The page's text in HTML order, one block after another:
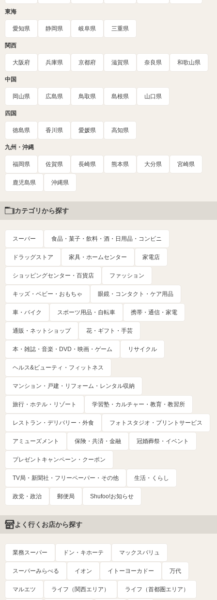
東海
愛知県 静岡県 岐阜県 三重県
関西
大阪府 兵庫県 京都府 滋賀県 奈良県 和歌山県
中国
岡山県 広島県 鳥取県 島根県 山口県
四国
徳島県 香川県 愛媛県 高知県
九州・沖縄
福岡県 佐賀県 長崎県 熊本県 大分県 宮崎県
鹿児島県 沖縄県
カテゴリから探す
スーパー 食品・菓子・飲料・酒・日用品・コンビニ
ドラッグストア 家具・ホームセンター 家電店
ショッピングセンター・百貨店 ファッション
キッズ・ベビー・おもちゃ 眼鏡・コンタクト・ケア用品
車・バイク スポーツ用品・自転車 携帯・通信・家電
通販・ネットショップ 花・ギフト・手芸
本・雑誌・音楽・DVD・映画・ゲーム リサイクル
ヘルス&ビューティ・フィットネス
マンション・戸建・リフォーム・レンタル収納
旅行・ホテル・リゾート 学習塾・カルチャー・教育・教習所
レストラン・デリバリー・外食 フォトスタジオ・プリントサービス
アミューズメント 保険・共済・金融 冠婚葬祭・イベント
プレゼントキャンペーン・クーポン
TV局・新聞社・フリーペーパー・その他 生活・くらし
政党・政治 郵便局 Shufoo!お知らせ
よく行くお店から探す
業務スーパー ドン・キホーテ マックスバリュ
スーパーみらべる イオン イトーヨーカドー 万代
マルエツ ライフ（関西エリア） ライフ（首都圏エリア）